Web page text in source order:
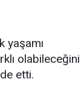
yaşamı
olabileceğini
etti.